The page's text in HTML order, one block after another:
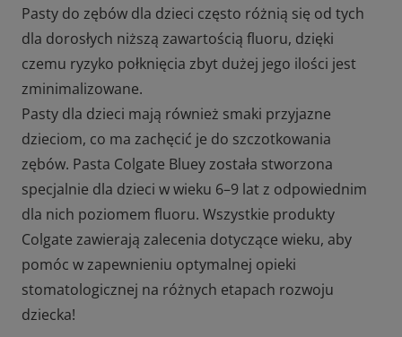
Pasty do zębów dla dzieci często różnią się od tych
dla dorosłych niższą zawartością fluoru, dzięki
czemu ryzyko połknięcia zbyt dużej jego ilości jest
zminimalizowane.
Pasty dla dzieci mają również smaki przyjazne
dzieciom, co ma zachęcić je do szczotkowania
zębów. Pasta Colgate Bluey została stworzona
specjalnie dla dzieci w wieku 6–9 lat z odpowiednim
dla nich poziomem fluoru. Wszystkie produkty
Colgate zawierają zalecenia dotyczące wieku, aby
pomóc w zapewnieniu optymalnej opieki
stomatologicznej na różnych etapach rozwoju
dziecka!